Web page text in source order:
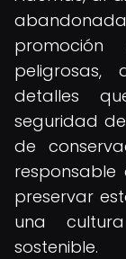
detalles
seguridad
de
preservar
una
sostenible.